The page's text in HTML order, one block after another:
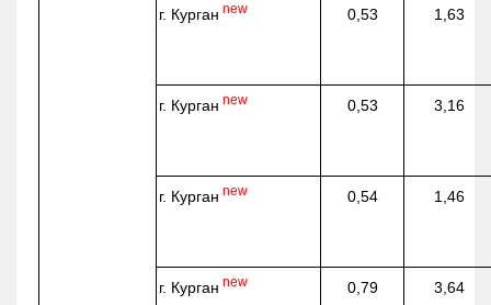
г. Курган new 0,53 1,63
г. Курган new 0,53 3,16
г. Курган new 0,54 1,46
г. Курган new 0,79 3,64